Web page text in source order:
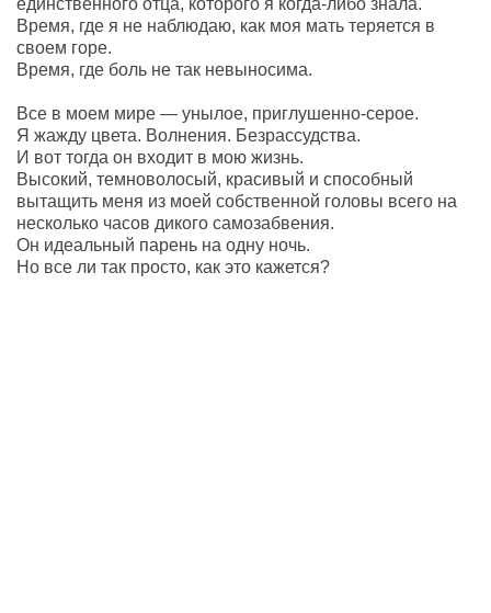
единственного отца, которого я когда-либо знала.
Время, где я не наблюдаю, как моя мать теряется в
своем горе.
Время, где боль не так невыносима.
Все в моем мире — унылое, приглушенно-серое.
Я жажду цвета. Волнения. Безрассудства.
И вот тогда он входит в мою жизнь.
Высокий, темноволосый, красивый и способный
вытащить меня из моей собственной головы всего на
несколько часов дикого самозабвения.
Он идеальный парень на одну ночь.
Но все ли так просто, как это кажется?